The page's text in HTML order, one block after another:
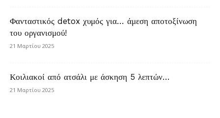
Φανταστικός detox χυμός για… άμεση αποτοξίνωση
του οργανισμού!
21 Μαρτίου 2025
Κοιλιακοί από ατσάλι με άσκηση 5 λεπτών…
21 Μαρτίου 2025